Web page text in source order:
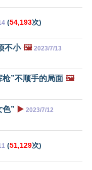
(54,193次)
不小 🖼️ 2023/7/13
”不顺手的局面 🖼️
色” ▶️ 2023/7/12
(51,129次)